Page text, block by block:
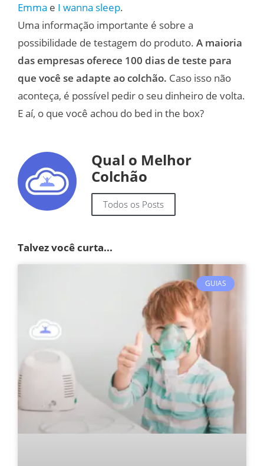
Emma e I wanna sleep.
Uma informação importante é sobre a
possibilidade de testagem do produto. A maioria
das empresas oferece 100 dias de teste para
que você se adapte ao colchão. Caso isso não
aconteça, é possível pedir o seu dinheiro de volta.
E aí, o que você achou do bed in the box?
Qual o Melhor
Colchão
Todos os Posts
Talvez você curta...
GUIAS